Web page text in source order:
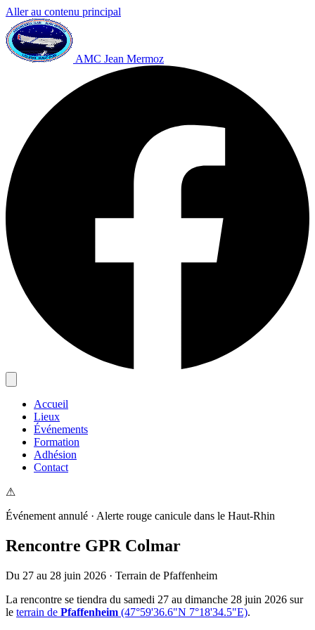
Aller au contenu principal
AMC Jean Mermoz
Accueil
Lieux
Événements
Formation
Adhésion
Contact
⚠
Événement annulé · Alerte rouge canicule dans le Haut-Rhin
Rencontre GPR Colmar
Du 27 au 28 juin 2026 · Terrain de Pfaffenheim
La rencontre se tiendra du samedi 27 au dimanche 28 juin 2026 sur
le terrain de Pfaffenheim (47°59'36.6"N 7°18'34.5"E).